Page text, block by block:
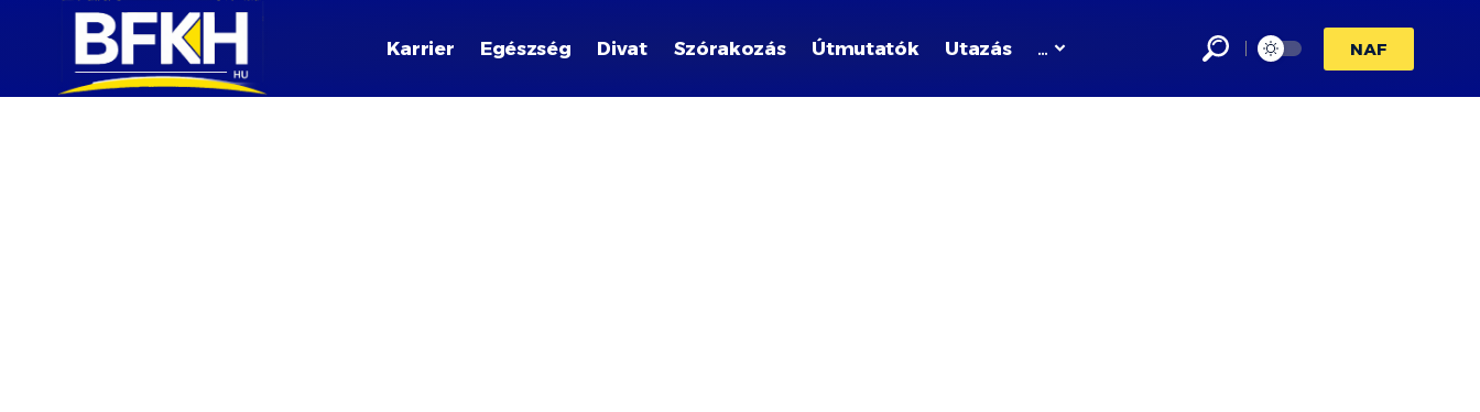
Karrier Egészség Divat Szórakozás Útmutatók Utazás … NAF